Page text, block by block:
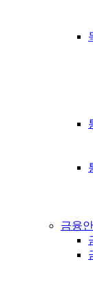
금융